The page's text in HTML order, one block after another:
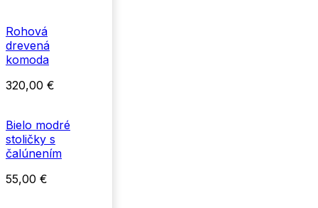
Rohová
drevená
komoda
320,00 €
Bielo modré
stoličky s
čalúnením
55,00 €